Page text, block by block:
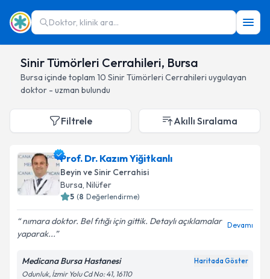
Doktor, klinik ara...
Sinir Tümörleri Cerrahileri, Bursa
Bursa içinde toplam 10 Sinir Tümörleri Cerrahileri uygulayan
doktor - uzman bulundu
Filtrele Akıllı Sıralama
Prof. Dr. Kazım Yiğitkanlı
Beyin ve Sinir Cerrahisi
Bursa, Nilüfer
5 (8 Değerlendirme)
nımara doktor. Bel fıtığı için gittik. Detaylı açıklamalar
yaparak...
Devamı
Medicana Bursa Hastanesi Haritada Göster
Odunluk, İzmir Yolu Cd No: 41, 16110